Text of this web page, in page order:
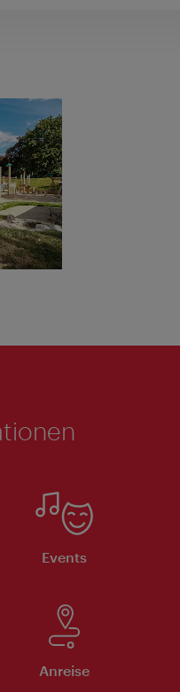
Events
Anreise